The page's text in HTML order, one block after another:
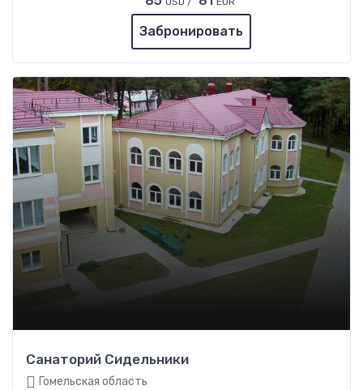
Забронировать
Санаторий Сидельники
Гомельская область